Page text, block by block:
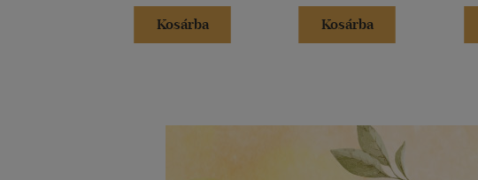
Kosárba
Kosárba